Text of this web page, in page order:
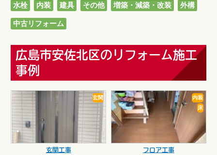
水栓 内装 建具 その他 増築・減築・改装 外構
中古リフォーム
広島市安佐北区のリフォーム施工
事例
玄関
玄関工事
内装
床
フロア工事